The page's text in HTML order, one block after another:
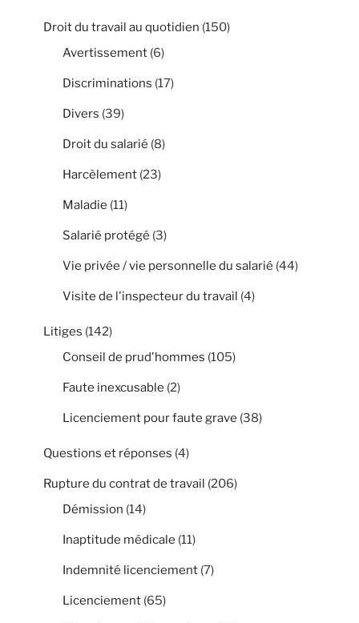
Droit du travail au quotidien (150)
Avertissement (6)
Discriminations (17)
Divers (39)
Droit du salarié (8)
Harcèlement (23)
Maladie (11)
Salarié protégé (3)
Vie privée / vie personnelle du salarié (44)
Visite de l'inspecteur du travail (4)
Litiges (142)
Conseil de prud'hommes (105)
Faute inexcusable (2)
Licenciement pour faute grave (38)
Questions et réponses (4)
Rupture du contrat de travail (206)
Démission (14)
Inaptitude médicale (11)
Indemnité licenciement (7)
Licenciement (65)